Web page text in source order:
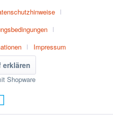
Impressum
erklären
Shopware